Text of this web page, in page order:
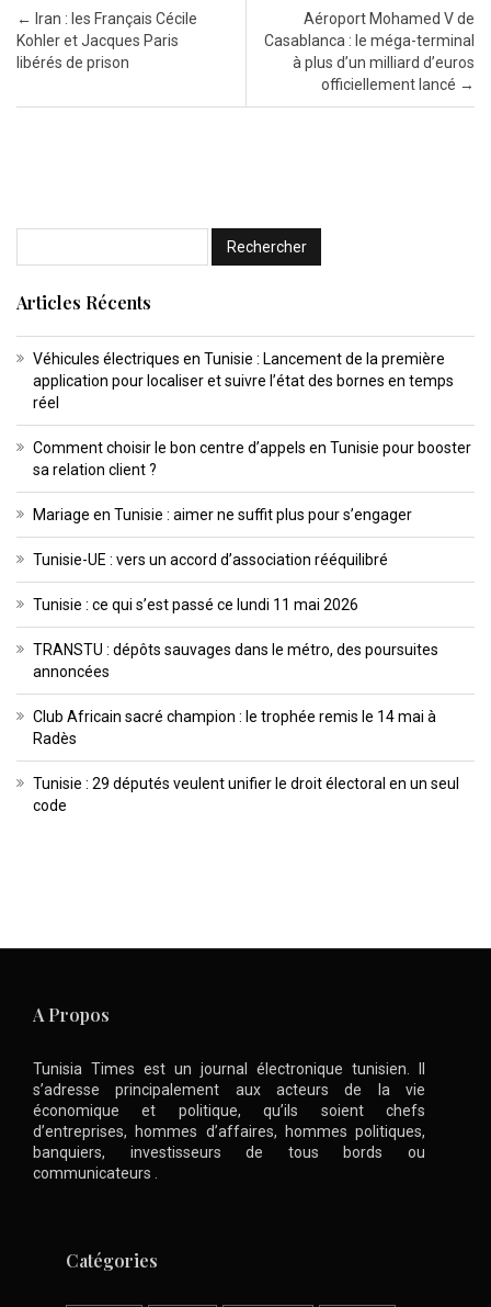
Post navigation
← Iran : les Français Cécile
Kohler et Jacques Paris
libérés de prison
Aéroport Mohamed V de
Casablanca : le méga-terminal
à plus d’un milliard d’euros
officiellement lancé →
Articles Récents
Véhicules électriques en Tunisie : Lancement de la première
application pour localiser et suivre l’état des bornes en temps
réel
Comment choisir le bon centre d’appels en Tunisie pour booster
sa relation client ?
Mariage en Tunisie : aimer ne suffit plus pour s’engager
Tunisie-UE : vers un accord d’association rééquilibré
Tunisie : ce qui s’est passé ce lundi 11 mai 2026
TRANSTU : dépôts sauvages dans le métro, des poursuites
annoncées
Club Africain sacré champion : le trophée remis le 14 mai à
Radès
Tunisie : 29 députés veulent unifier le droit électoral en un seul
code
A Propos
Tunisia Times est un journal électronique tunisien. Il
s’adresse principalement aux acteurs de la vie
économique et politique, qu’ils soient chefs
d’entreprises, hommes d’affaires, hommes politiques,
banquiers, investisseurs de tous bords ou
communicateurs .
Catégories